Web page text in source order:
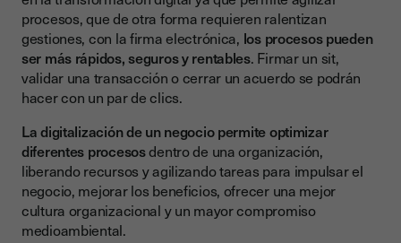
Autenticación y Protección de Datos
Cumplimiento de Normativas Legales
4. Incremento de la Productividad Empresarial
Automatización y Eficiencia
5. Mejora de la Experiencia del Cliente y la Reputación
Empresarial
Facilidad y Comodidad para los Usuarios
procesos, que de otra forma requieren ralentizan
gestiones, con la firma electrónica, los procesos pueden
ser más rápidos, seguros y rentables. Firmar un sit,
validar una transacción o cerrar un acuerdo se podrán
hacer con un par de clics.
La digitalización de un negocio permite optimizar
diferentes procesosdentro de una organización,
liberando recursos y agilizando tareas para impulsar el
negocio, mejorar los beneficios, ofrecer una mejor
cultura organizacional y un mayor compromiso
medioambiental.